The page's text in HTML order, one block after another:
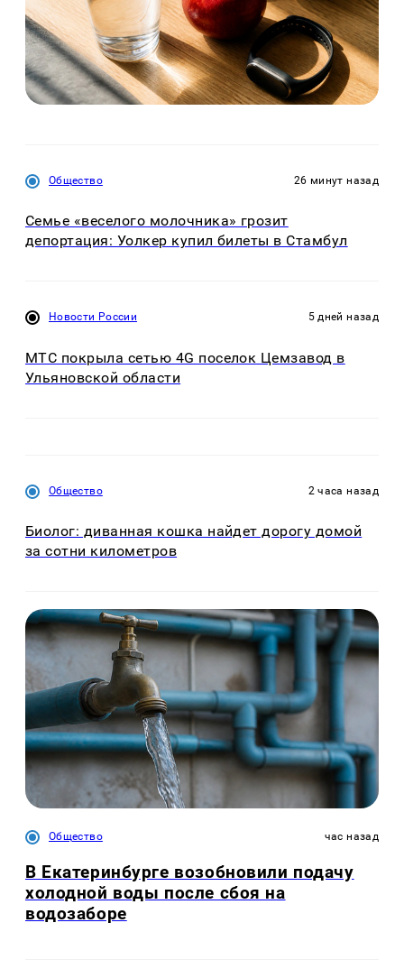
Общество 26 минут назад
Семье «веселого молочника» грозит
депортация: Уолкер купил билеты в Стамбул
Новости России 5 дней назад
МТС покрыла сетью 4G поселок Цемзавод в
Ульяновской области
Общество 2 часа назад
Биолог: диванная кошка найдет дорогу домой
за сотни километров
Общество час назад
В Екатеринбурге возобновили подачу
холодной воды после сбоя на
водозаборе